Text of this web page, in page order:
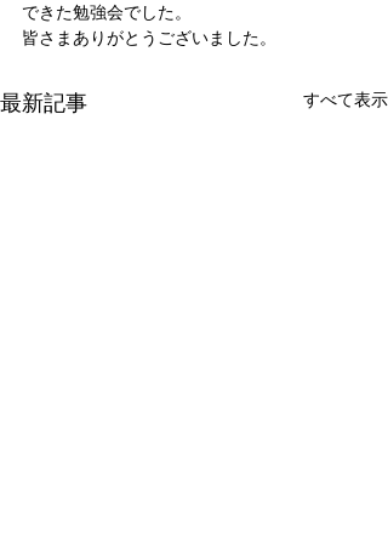
できた勉強会でした。
皆さまありがとうございました。
最新記事 すべて表示